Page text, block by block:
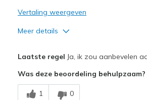
Vertaling weergeven
Meer details
Stylish
Laatste regel Ja, ik zou aanbevelen
Was deze beoordeling behulpzaam?
1 0